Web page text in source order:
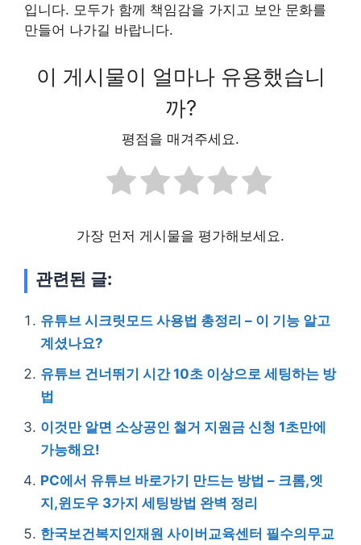
입니다. 모두가 함께 책임감을 가지고 보안 문화를
만들어 나가길 바랍니다.
이 게시물이 얼마나 유용했습니
까?
평점을 매겨주세요.
가장 먼저 게시물을 평가해보세요.
관련된 글:
유튜브 시크릿모드 사용법 총정리 – 이 기능 알고
계셨나요?
유튜브 건너뛰기 시간 10초 이상으로 세팅하는 방
법
이것만 알면 소상공인 철거 지원금 신청 1초만에
가능해요!
PC에서 유튜브 바로가기 만드는 방법 – 크롬,엣
지,윈도우 3가지 세팅방법 완벽 정리
한국보건복지인재원 사이버교육센터 필수의무교